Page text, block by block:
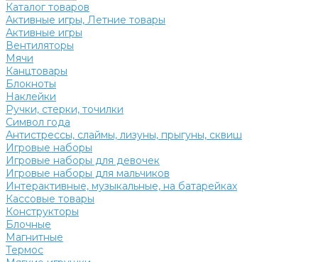
Каталог товаров
Активные игры, Летние товары
Активные игры
Вентиляторы
Мячи
Канцтовары
Блокноты
Наклейки
Ручки, стерки, точилки
Символ года
Антистрессы, слаймы, лизуны, прыгуны, сквиш
Игровые наборы
Игровые наборы для девочек
Игровые наборы для мальчиков
Интерактивные, музыкальные, на батарейках
Кассовые товары
Конструкторы
Блочные
Магнитные
Термос